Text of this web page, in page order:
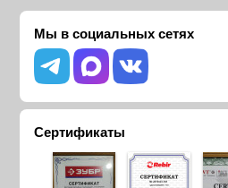
Мы в социальных сетях
Сертификаты